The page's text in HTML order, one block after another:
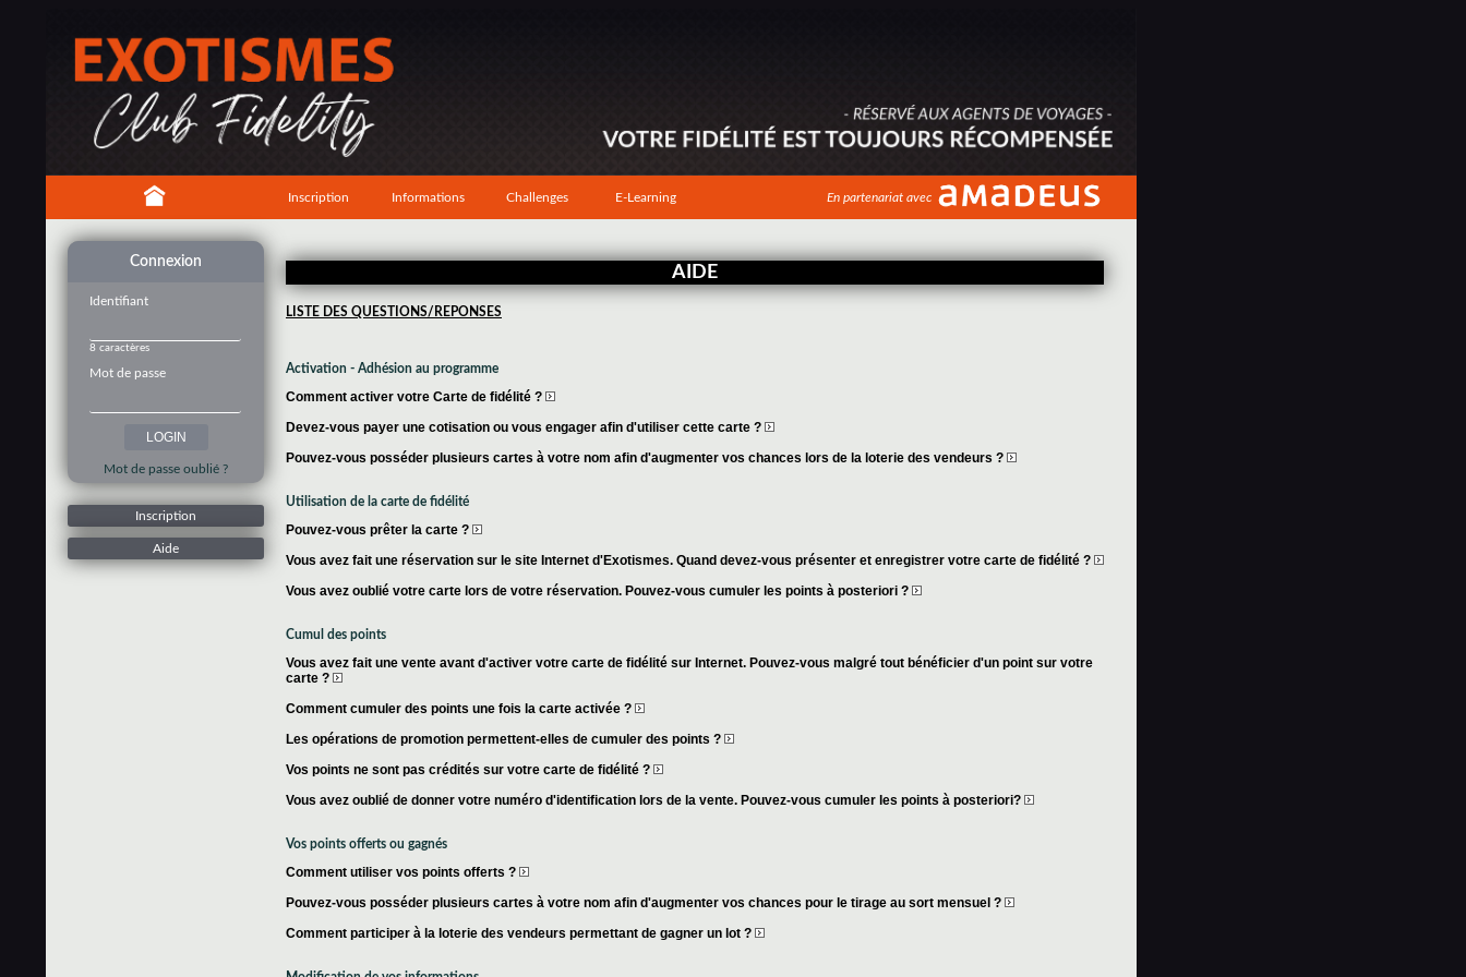
Inscription Informations Challenges E-Learning En partenariat avec
Connexion
Identifiant
8 caractères
Mot de passe
Mot de passe oublié ?
Inscription
Aide
AIDE
LISTE DES QUESTIONS/REPONSES
Activation - Adhésion au programme
Comment activer votre Carte de fidélité ?
Devez-vous payer une cotisation ou vous engager afin d'utiliser cette carte ?
Pouvez-vous posséder plusieurs cartes à votre nom afin d'augmenter vos chances lors de la loterie des vendeurs ?
Utilisation de la carte de fidélité
Pouvez-vous prêter la carte ?
Vous avez fait une réservation sur le site Internet d'Exotismes. Quand devez-vous présenter et enregistrer votre carte de fidélité ?
Vous avez oublié votre carte lors de votre réservation. Pouvez-vous cumuler les points à posteriori ?
Cumul des points
Vous avez fait une vente avant d'activer votre carte de fidélité sur Internet. Pouvez-vous malgré tout bénéficier d'un point sur votre
carte ?
Comment cumuler des points une fois la carte activée ?
Les opérations de promotion permettent-elles de cumuler des points ?
Vos points ne sont pas crédités sur votre carte de fidélité ?
Vous avez oublié de donner votre numéro d'identification lors de la vente. Pouvez-vous cumuler les points à posteriori?
Vos points offerts ou gagnés
Comment utiliser vos points offerts ?
Pouvez-vous posséder plusieurs cartes à votre nom afin d'augmenter vos chances pour le tirage au sort mensuel ?
Comment participer à la loterie des vendeurs permettant de gagner un lot ?